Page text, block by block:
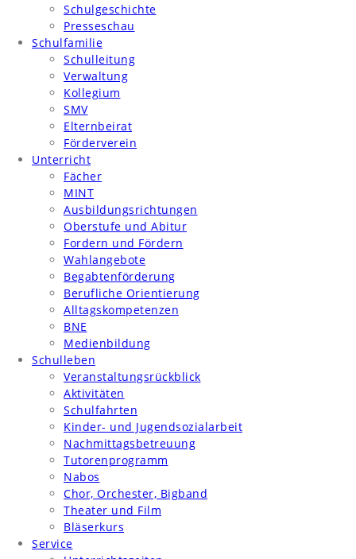
Schulgeschichte
Presseschau
Schulfamilie
Schulleitung
Verwaltung
Kollegium
SMV
Elternbeirat
Förderverein
Unterricht
Fächer
MINT
Ausbildungsrichtungen
Oberstufe und Abitur
Fordern und Fördern
Wahlangebote
Begabtenförderung
Berufliche Orientierung
Alltagskompetenzen
BNE
Medienbildung
Schulleben
Veranstaltungsrückblick
Aktivitäten
Schulfahrten
Kinder- und Jugendsozialarbeit
Nachmittagsbetreuung
Tutorenprogramm
Nabos
Chor, Orchester, Bigband
Theater und Film
Bläserkurs
Service